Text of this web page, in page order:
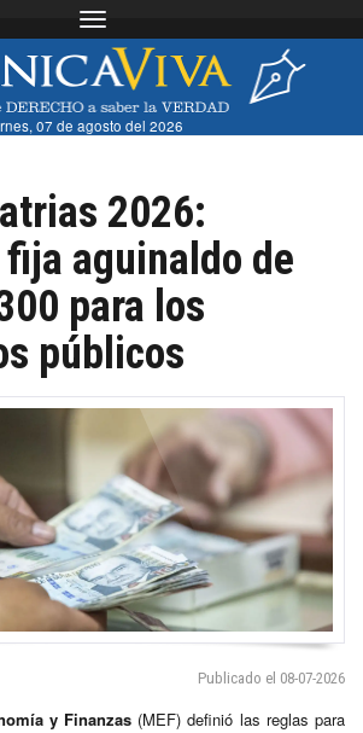
Toggle navigation
07 de agosto del 2026
2026:
aguinaldo de
para los
públicos
Publicado el 08-07-2026
y Finanzas (MEF) definió las reglas para